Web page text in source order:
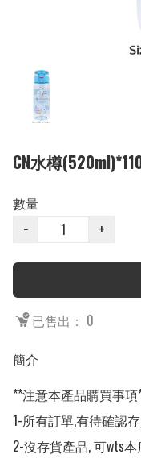
CN水樽
數量
−
+
已售出： 0
簡介
**注意本產品購買事項
1-所有訂單,有待確認
2-沒存貨產品, 可wts